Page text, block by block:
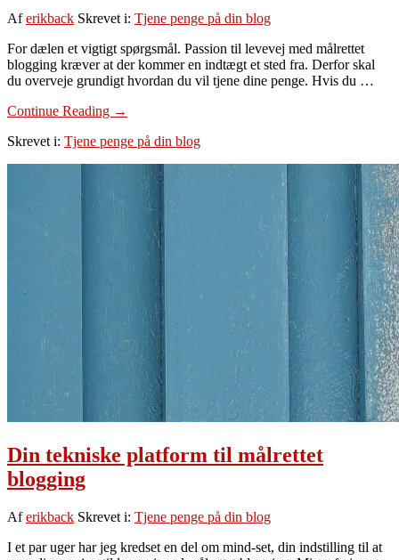
Aferikback Skrevet i: Tjene penge på din blog
For dælen et vigtigt spørgsmål. Passion til levevej med målrettet
blogging kræver at der kommer en indtægt et sted fra. Derfor skal
du overveje grundigt hvordan du vil tjene dine penge. Hvis du …
Continue Reading om
kommer
fra?
→
Skrevet i: Tjene penge på din blog
Din tekniske platform til målrettet
blogging
Aferikback Skrevet i: Tjene penge på din blog
I et par uger har jeg kredset en del om mind-set, din indstilling til at